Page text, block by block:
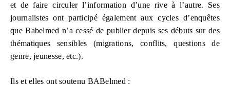
et de faire circuler l’information d’une rive à l’autre. Ses
journalistes ont participé également aux cycles d’enquêtes
que Babelmed n’a cessé de publier depuis ses débuts sur des
thématiques sensibles (migrations, conflits, questions de
genre, jeunesse, etc.).
Ils et elles ont soutenu BABelmed :